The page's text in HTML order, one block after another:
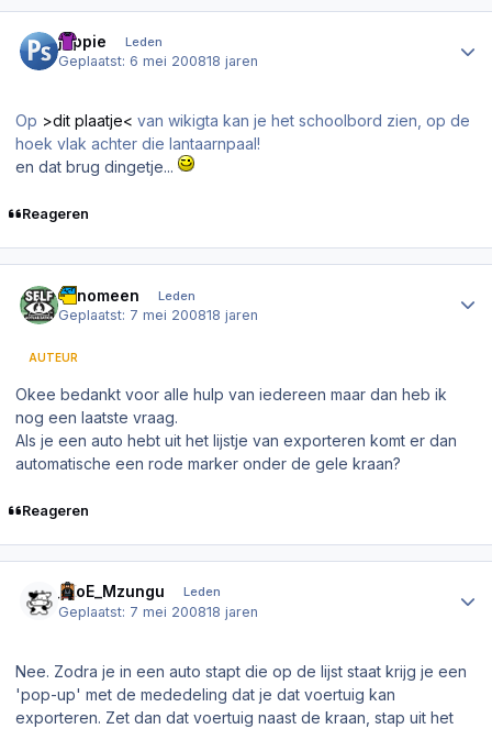
joppie Leden
Geplaatst:6 mei 200818 jaren
Op >dit plaatje< van wikigta kan je het schoolbord zien, op de
hoek vlak achter die lantaarnpaal!
en dat brug dingetje...
Reageren
Fenomeen Leden
Geplaatst: 7 mei 200818 jaren
AUTEUR
Okee bedankt voor alle hulp van iedereen maar dan heb ik
nog een laatste vraag.
Als je een auto hebt uit het lijstje van exporteren komt er dan
automatische een rode marker onder de gele kraan?
Reageren
_KoE_Mzungu Leden
Geplaatst: 7 mei 200818 jaren
Nee. Zodra je in een auto stapt die op de lijst staat krijg je een
'pop-up' met de mededeling dat je dat voertuig kan
exporteren. Zet dan dat voertuig naast de kraan, stap uit het